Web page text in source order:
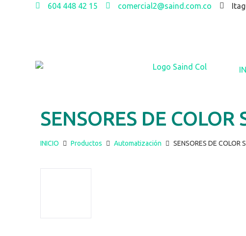
604 448 42 15 comercial2@saind.com.co
SENSORES DE COLOR
INICIO Productos Automatización SENSORES DE COLOR